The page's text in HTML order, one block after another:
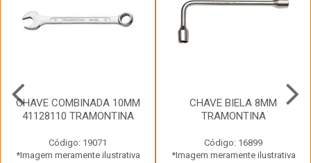
CHAVE COMBINADA 10MM
41128110 TRAMONTINA
Código: 19071
*Imagem meramente ilustrativa
CHAVE BIELA 8MM
TRAMONTINA
Código: 16899
*Imagem meramente ilustrativa